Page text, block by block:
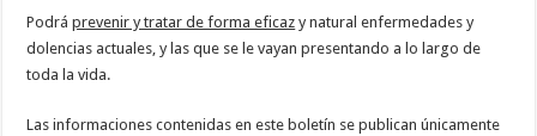
Podráprevenir y tratar de forma eficaz y natural enfermedades y
dolencias actuales, y las que se le vayan presentando a lo largo de
toda la vida.
Las informaciones contenidas en este boletín se publican únicamente